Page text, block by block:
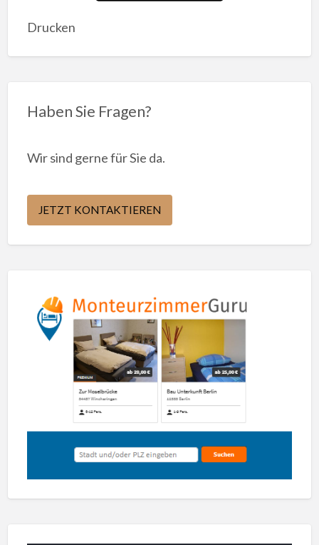
Drucken
Haben Sie Fragen?
Wir sind gerne für Sie da.
JETZT KONTAKTIEREN